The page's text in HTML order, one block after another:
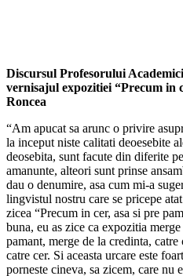
Discursul Profesorului
vernisajul expozitiei “Precum in
Roncea
“Am apucat sa arunc o privire
la inceput niste calitati deoesebite
deosebita, sunt facute din diferite
amanunte, alteori sunt prinse
dau o denumire, asa cum mi-a
lingvistul nostru care se pricepe
zicea “Precum in cer, asa si pre
buna, eu as zice ca expozitia
pamant, merge de la credinta,
catre cer. Si aceasta urcare este
porneste cineva, sa zicem, care nu